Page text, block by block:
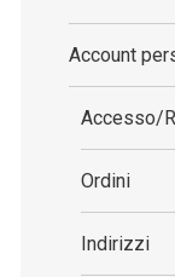
Account
Accesso/
Ordini
Indirizzi